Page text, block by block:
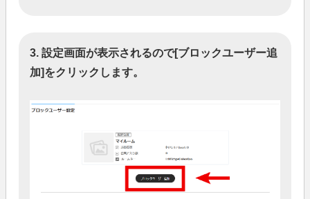
3. 設定画面が表示されるので[ブロックユーザー追
加]をクリックします。